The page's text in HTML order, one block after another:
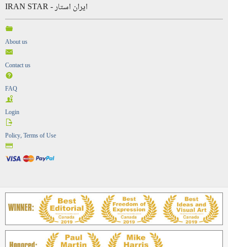
IRAN STAR - ایران استار
About us
Contact us
FAQ
Login
Policy, Terms of Use